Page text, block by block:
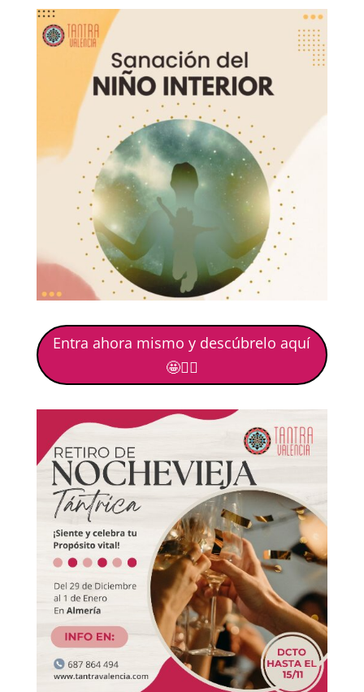
Entra ahora mismo y descúbrelo aquí
🤩🙋‍♀️